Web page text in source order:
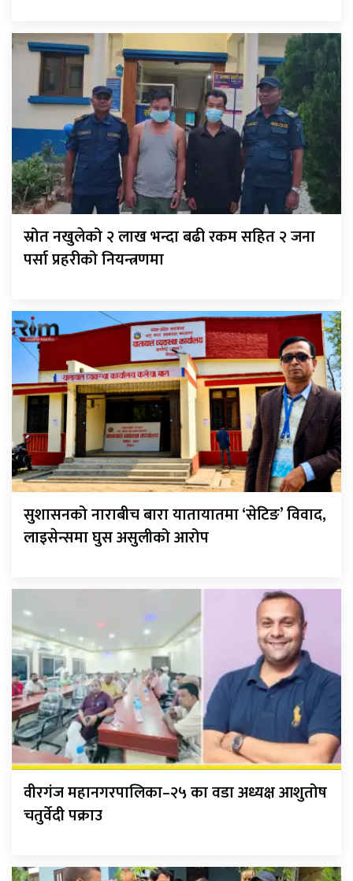
स्रोत नखुलेको २ लाख भन्दा बढी रकम सहित २ जना
पर्सा प्रहरीको नियन्त्रणमा
सुशासनको नाराबीच बारा यातायातमा ‘सेटिङ’ विवाद,
लाइसेन्समा घुस असुलीको आरोप
वीरगंज महानगरपालिका–२५ का वडा अध्यक्ष आशुतोष
चतुर्वेदी पक्राउ